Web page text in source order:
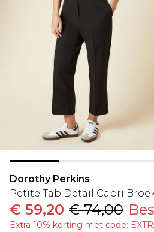
Dorothy Perkins
Petite Tab Detail Capri
€ 59,20 € 74,00
Extra 10% korting met code: